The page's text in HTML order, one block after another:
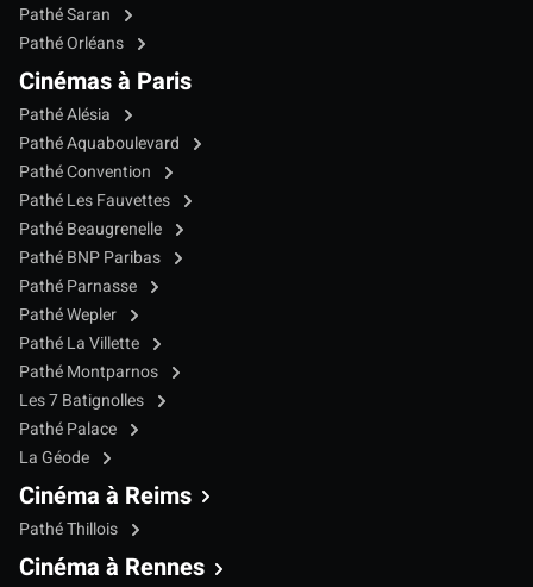
Pathé Saran
Pathé Orléans
Cinémas à Paris
Pathé Alésia
Pathé Aquaboulevard
Pathé Convention
Pathé Les Fauvettes
Pathé Beaugrenelle
Pathé BNP Paribas
Pathé Parnasse
Pathé Wepler
Pathé La Villette
Pathé Montparnos
Les 7 Batignolles
Pathé Palace
La Géode
Cinéma à Reims
Pathé Thillois
Cinéma à Rennes